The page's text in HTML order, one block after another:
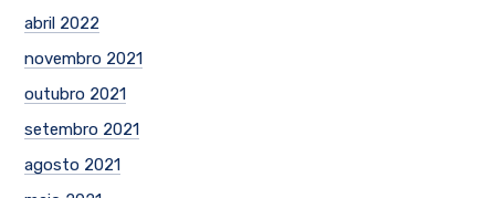
abril 2022
novembro 2021
outubro 2021
setembro 2021
agosto 2021